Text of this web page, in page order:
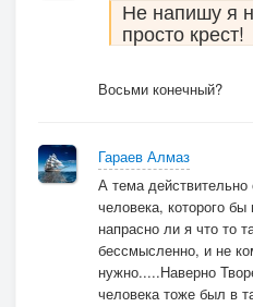
Не напишу я
просто крест!
Восьми конечный?
Гараев Алмаз
А тема действительно
человека, которого
напрасно ли я что то
бессмысленно, и не
нужно.....Наверно
человека тоже был в